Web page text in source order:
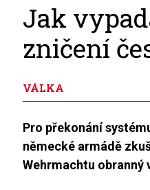
Jak
zničení
VÁLKA
Pro překonání
německé armádě
Wehrmachtu obranný